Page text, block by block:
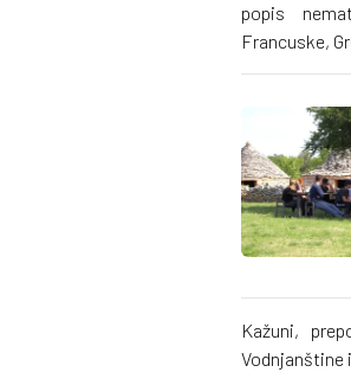
popis
Francuske,
Kažuni,
Vodnjanštine